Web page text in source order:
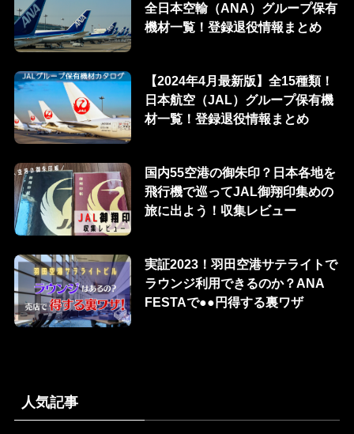
全日本空輸（ANA）グループ保有
機材一覧！登録退役情報まとめ
【2024年4月最新版】全15種類！
日本航空（JAL）グループ保有機
材一覧！登録退役情報まとめ
国内55空港の御朱印？日本各地を
飛行機で巡ってJAL御翔印集めの
旅に出よう！収集レビュー
実証2023！羽田空港サテライトで
ラウンジ利用できるのか？ANA
FESTAで●●円得する裏ワザ
人気記事